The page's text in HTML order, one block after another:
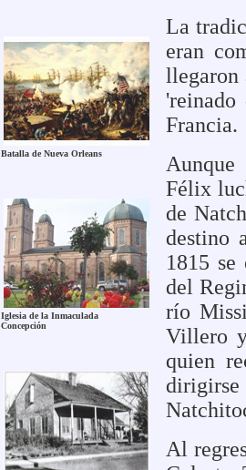
Batalla de Nueva Orleans
Iglesia de la Inmaculada
Concepción
La
eran
llegaron
Francia.
Félix
de
destino
1815
del
río
Villero
quien
Al